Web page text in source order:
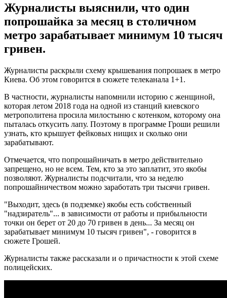
Журналисты выяснили, что один
попрошайка за месяц в столичном
метро зарабатывает минимум 10 тысяч
гривен.
Журналисты раскрыли схему крышевания попрошаек в метро
Киева. Об этом говорится в сюжете телеканала 1+1.
В частности, журналисты напомнили историю с женщиной,
которая летом 2018 года на одной из станций киевского
метрополитена просила милостыню с котенком, которому она
пыталась откусить лапу. Поэтому в программе Гроши решили
узнать, кто крышует фейковых нищих и сколько они
зарабатывают.
Отмечается, что попрошайничать в метро действительно
запрещено, но не всем. Тем, кто за это заплатит, это якобы
позволяют. Журналисты подсчитали, что за неделю
попрошайничеством можно заработать три тысячи гривен.
"Выходит, здесь (в подземке) якобы есть собственный
"надзиратель"... в зависимости от работы и прибыльности
точки он берет от 20 до 70 гривен в день... За месяц он
зарабатывает минимум 10 тысяч гривен", - говорится в
сюжете Грошей.
Журналисты также рассказали и о причастности к этой схеме
полицейских.